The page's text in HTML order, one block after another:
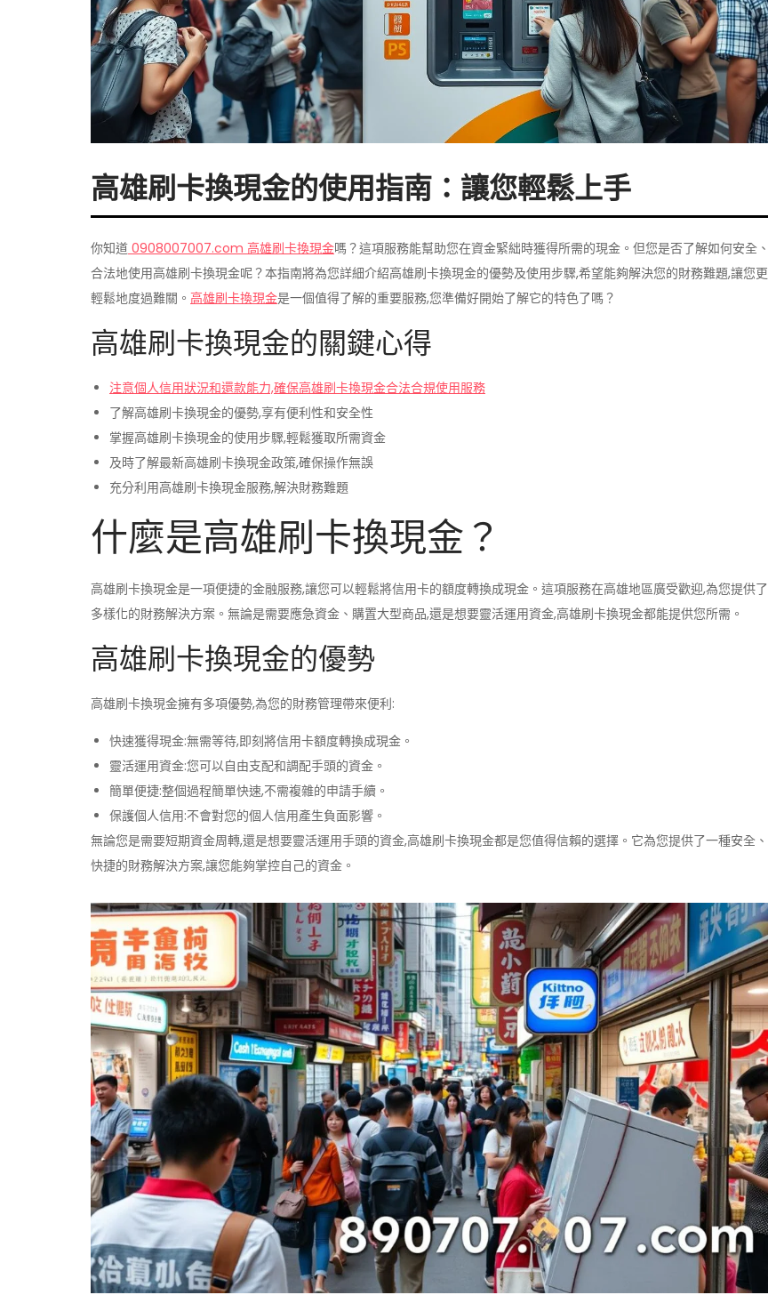
高雄刷卡換現金的使用指南：讓您輕鬆上手
你知道 0908007007.com 高雄刷卡換現金嗎？這項服務能幫助您在資金緊絀時獲得所需的現金。但您是否了解如何安全、
合法地使用高雄刷卡換現金呢？本指南將為您詳細介紹高雄刷卡換現金的優勢及使用步驟,希望能夠解決您的財務難題,讓您更
輕鬆地度過難關。 高雄刷卡換現金是一個值得了解的重要服務,您準備好開始了解它的特色了嗎？
高雄刷卡換現金的關鍵心得
注意個人信用狀況和還款能力,確保高雄刷卡換現金合法合規使用服務
了解高雄刷卡換現金的優勢,享有便利性和安全性
掌握高雄刷卡換現金的使用步驟,輕鬆獲取所需資金
及時了解最新高雄刷卡換現金政策,確保操作無誤
充分利用高雄刷卡換現金服務,解決財務難題
什麼是高雄刷卡換現金？
高雄刷卡換現金是一項便捷的金融服務,讓您可以輕鬆將信用卡的額度轉換成現金。這項服務在高雄地區廣受歡迎,為您提供了
多樣化的財務解決方案。無論是需要應急資金、購置大型商品,還是想要靈活運用資金,高雄刷卡換現金都能提供您所需。
高雄刷卡換現金的優勢
高雄刷卡換現金擁有多項優勢,為您的財務管理帶來便利:
快速獲得現金:無需等待,即刻將信用卡額度轉換成現金。
靈活運用資金:您可以自由支配和調配手頭的資金。
簡單便捷:整個過程簡單快速,不需複雜的申請手續。
保護個人信用:不會對您的個人信用產生負面影響。
無論您是需要短期資金周轉,還是想要靈活運用手頭的資金,高雄刷卡換現金都是您值得信賴的選擇。它為您提供了一種安全、
快捷的財務解決方案,讓您能夠掌控自己的資金。